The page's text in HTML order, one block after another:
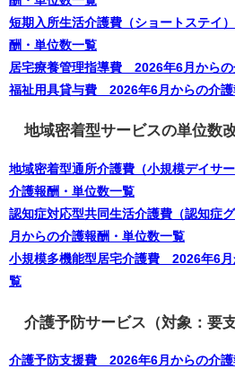
短期入所生活介護費（ショートステイ
酬・単位数一覧
居宅療養管理指導費 2026年6月から
福祉用具貸与費 2026年6月からの介護
地域密着型サービスの単位数
地域密着型通所介護費（小規模デイサ
介護報酬・単位数一覧
認知症対応型共同生活介護費（認知症
月からの介護報酬・単位数一覧
小規模多機能型居宅介護費 2026年6月
覧
介護予防サービス（対象：要支
介護予防支援費 2026年6月からの介護